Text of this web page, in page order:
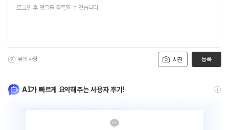
사진
유의사항 등록
AI가 빠르게 요약해주는 사용자 후기!